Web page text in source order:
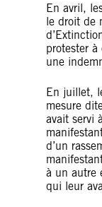
En avril,
le droit de
protester
une
En juillet,
mesure
avait servi
d’un
à un autre
qui leur